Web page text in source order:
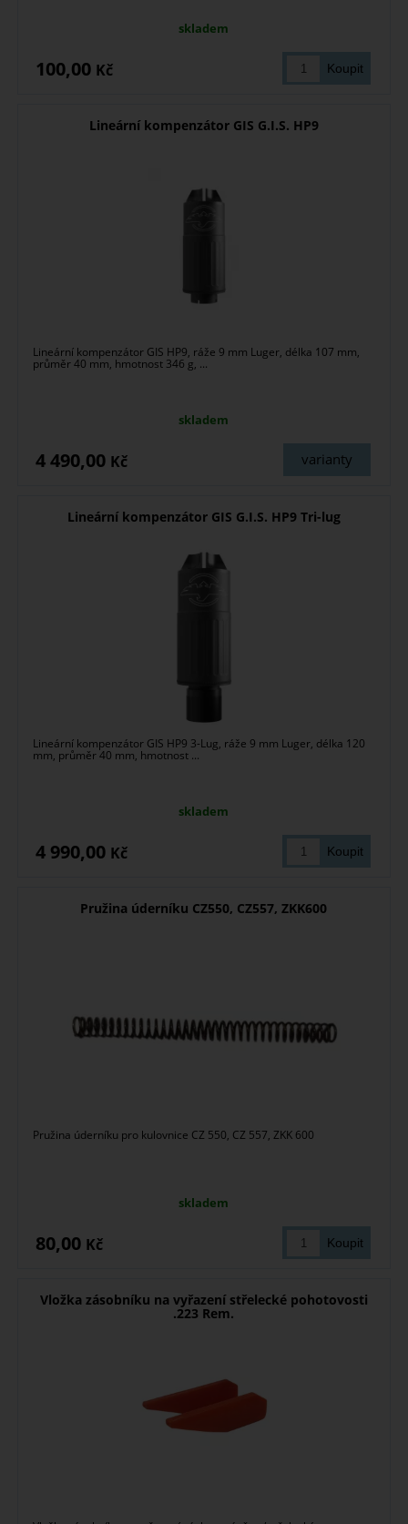
skladem
100,00 Kč
Lineární kompenzátor GIS G.I.S. HP9
Lineární kompenzátor GIS HP9, ráže 9 mm Luger, délka 107 mm,
průměr 40 mm, hmotnost 346 g, ...
skladem
varianty
4 490,00 Kč
Lineární kompenzátor GIS G.I.S. HP9 Tri-lug
Lineární kompenzátor GIS HP9 3-Lug, ráže 9 mm Luger, délka 120
mm, průměr 40 mm, hmotnost ...
skladem
4 990,00 Kč
Pružina úderníku CZ550, CZ557, ZKK600
Pružina úderníku pro kulovnice CZ 550, CZ 557, ZKK 600
skladem
80,00 Kč
Vložka zásobníku na vyřazení střelecké pohotovosti
.223 Rem.